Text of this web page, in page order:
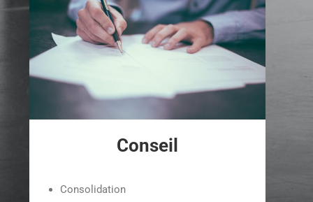
Conseil
Consolidation